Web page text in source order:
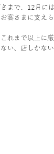
まで、12月に
客さまに支え
れまで以上に
い、店しかない